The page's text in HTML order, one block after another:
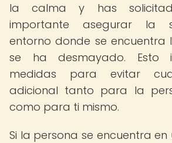
la calma y has
importante asegurar la
entorno donde se encuentra
se ha desmayado. Esto
medidas para evitar
adicional tanto para la
como para ti mismo.
Si la persona se encuentra